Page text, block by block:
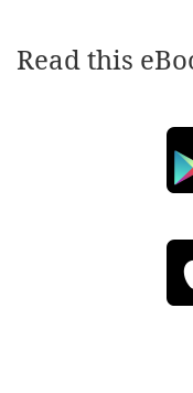
Read this